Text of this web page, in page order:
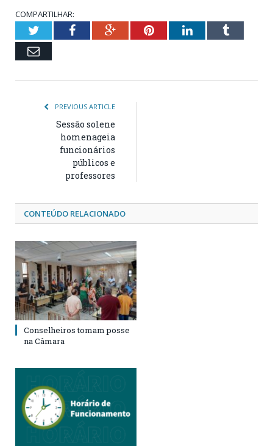
COMPARTILHAR:
TwitterFacebookGoogle+PinterestLinkedInTumblr
Email
PREVIOUS ARTICLE
Sessão solene
homenageia
funcionários
públicos e
professores
CONTEÚDO RELACIONADO
Conselheiros tomam posse
na Câmara